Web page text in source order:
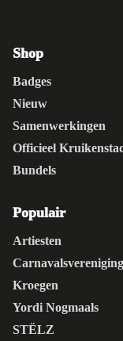
Shop
Badges
Nieuw
Samenwerkingen
Officieel
Bundels
Populair
Artiesten
Kroegen
Yordi Nogmaals
STËLZ